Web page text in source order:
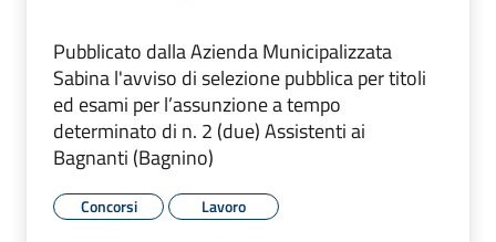
Pubblicato dalla Azienda Municipalizzata
Sabina l'avviso di selezione pubblica per titoli
ed esami per l’assunzione a tempo
determinato di n. 2 (due) Assistenti ai
Bagnanti (Bagnino)
Concorsi Lavoro